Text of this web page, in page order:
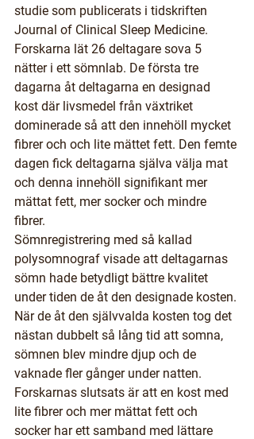
studie som publicerats i tidskriften
Journal of Clinical Sleep Medicine.
Forskarna lät 26 deltagare sova 5
nätter i ett sömnlab. De första tre
dagarna åt deltagarna en designad
kost där livsmedel från växtriket
dominerade så att den innehöll mycket
fibrer och och lite mättet fett. Den femte
dagen fick deltagarna själva välja mat
och denna innehöll signifikant mer
mättat fett, mer socker och mindre
fibrer.
Sömnregistrering med så kallad
polysomnograf visade att deltagarnas
sömn hade betydligt bättre kvalitet
under tiden de åt den designade kosten.
När de åt den självvalda kosten tog det
nästan dubbelt så lång tid att somna,
sömnen blev mindre djup och de
vaknade fler gånger under natten.
Forskarnas slutsats är att en kost med
lite fibrer och mer mättat fett och
socker har ett samband med lättare